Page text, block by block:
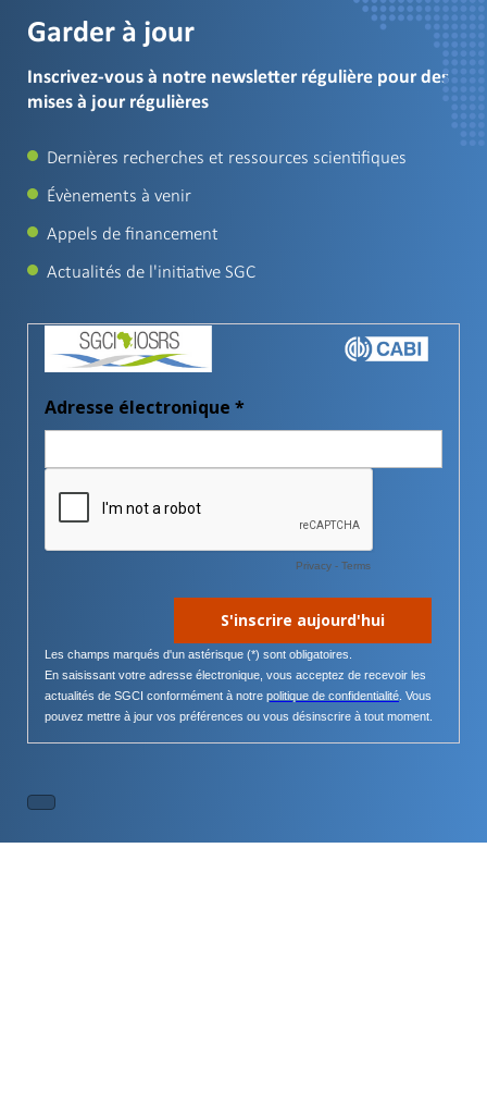
Garder à jour
Inscrivez-vous à notre newsletter régulière pour des
mises à jour régulières
Dernières recherches et ressources scientifiques
Évènements à venir
Appels de financement
Actualités de l'initiative SGC